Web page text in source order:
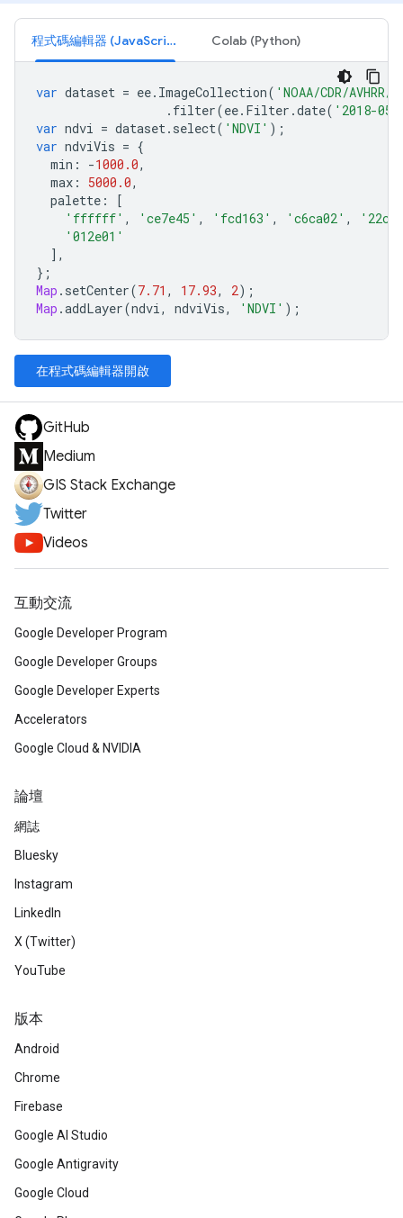
程式碼編輯器 (JavaScript) Colab (Python)
var dataset = ee. ImageCollection( 'NOAA/CDR/AVHRR/
. filter(ee. Filter .date( '2018-
var ndvi = dataset. select( 'NDVI' );
var ndviVis = {
min : -1000.0,
max : 5000.0,
palette :
[
'ffffff' , 'ce7e45' , 'fcd163' , 'c6ca02' ,
'012e01'
],
};
Map . setCenter(7.71 , 17.93, 2);
Map .addLayer(ndvi, ndviVis, 'NDVI' );
在程式碼編輯器開啟
GitHub
Medium
GIS Stack Exchange
Twitter
Videos
互動交流
Google Developer Program
Google Developer Groups
Google Developer Experts
Accelerators
Google Cloud & NVIDIA
論壇
網誌
Bluesky
Instagram
LinkedIn
X (Twitter)
YouTube
版本
Android
Chrome
Firebase
Google AI Studio
Google Antigravity
Google Cloud